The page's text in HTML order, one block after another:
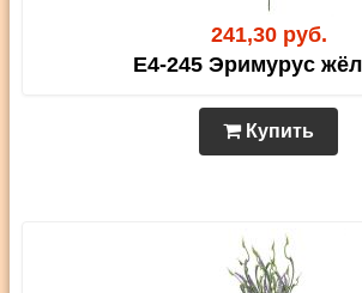
241,30 руб.
E4-245 Эримурус
Купить